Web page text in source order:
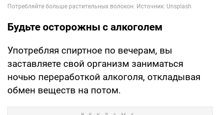
Будьте осторожны с алкоголем
Употребляя спиртное по вечерам, вы
заставляете свой организм заниматься
ночью переработкой алкоголя, откладывая
обмен веществ на потом.